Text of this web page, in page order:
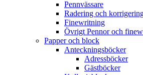
Pennvässare
Radering och
Finewritning
Övrigt Pennor och
Papper och block
Anteckningsböcker
Adressböcker
Gästböcker